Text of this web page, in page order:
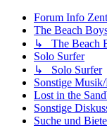
Forum Info
The Beach
↳ The Beach
Solo Surfer
↳ Solo Surfer
Sonstige
Lost in the
Sonstige
Suche und Biete